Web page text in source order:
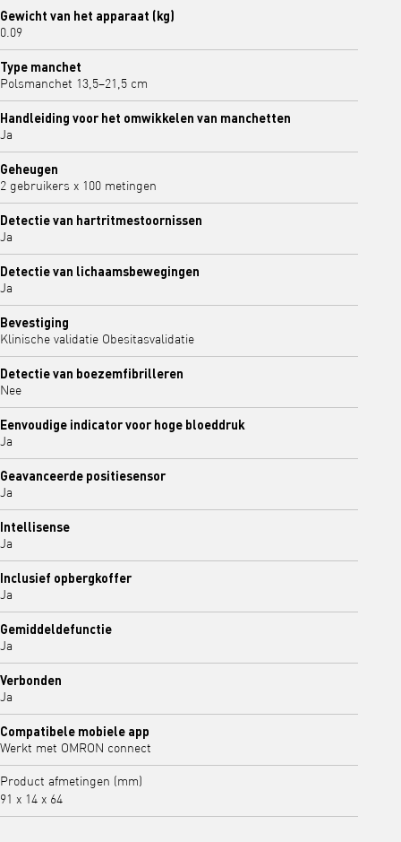
Gewicht van het apparaat (kg)
0.09
Type manchet
Polsmanchet 13,5–21,5 cm
Handleiding voor het omwikkelen van manchetten
Ja
Geheugen
2 gebruikers x 100 metingen
Detectie van hartritmestoornissen
Ja
Detectie van lichaamsbewegingen
Ja
Bevestiging
Klinische validatie Obesitasvalidatie
Detectie van boezemfibrilleren
Nee
Eenvoudige indicator voor hoge bloeddruk
Ja
Geavanceerde positiesensor
Ja
Intellisense
Ja
Inclusief opbergkoffer
Ja
Gemiddeldefunctie
Ja
Verbonden
Ja
Compatibele mobiele app
Werkt met OMRON connect
Product afmetingen (mm)
91 x 14 x 64